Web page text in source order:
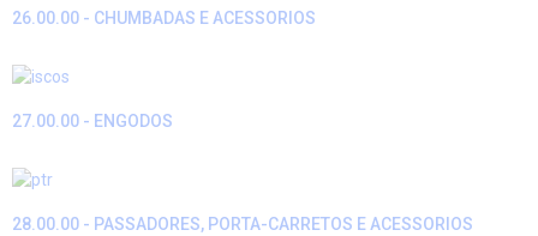
26.00.00 - CHUMBADAS E ACESSORIOS
27.00.00 - ENGODOS
28.00.00 - PASSADORES, PORTA-CARRETOS E ACESSORIOS